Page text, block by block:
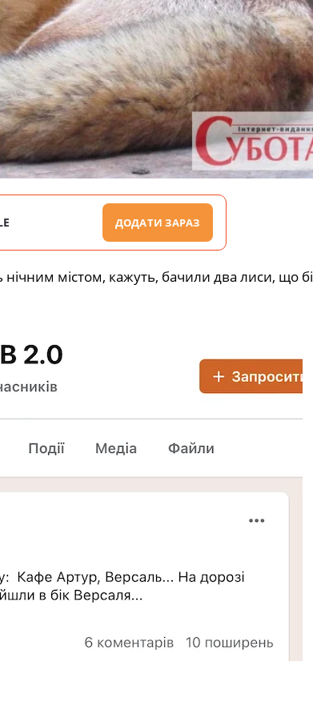
ДОДАТИ ЗАРАЗ
містом, кажуть, бачили два лиси, що